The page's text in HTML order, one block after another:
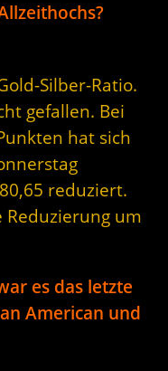
Silber-Ratio.
gefallen. Bei
hat sich
reduziert.
um
es das letzte
American und